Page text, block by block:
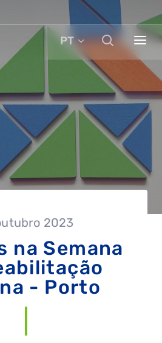
PT
2023
na Semana
- Porto